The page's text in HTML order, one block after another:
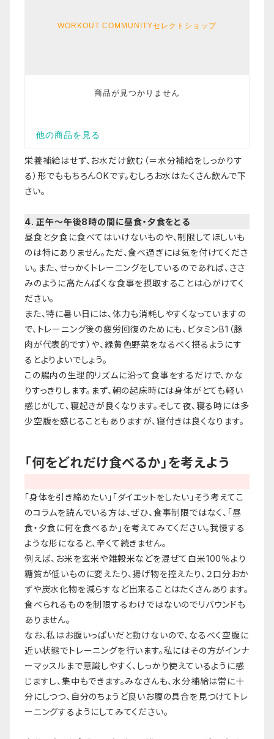
栄養補給はせず、お水だけ飲む（＝水分補給をしっかりす
る）形でももちろんOKです。むしろお水はたくさん飲んで下
さい。
4. 正午〜午後8時の間に昼食・夕食をとる
昼食と夕食に食べてはいけないものや、制限してほしいも
のは特にありません。ただ、食べ過ぎには気を付けてくださ
い。また、せっかくトレーニングをしているのであれば、ささ
みのように高たんぱくな食事を摂取することは心がけてく
ださい。
また、特に暑い日には、体力も消耗しやすくなっていますの
で、トレーニング後の疲労回復のためにも、ビタミンB1（豚
肉が代表的です）や、緑黄色野菜をなるべく摂るようにす
るとよりよいでしょう。
この腸内の生理的リズムに沿って食事をするだけで、かな
りすっきりします。まず、朝の起床時には身体がとても軽い
感じがして、寝起きが良くなります。そして夜、寝る時には多
少空腹を感じることもありますが、寝付きは良くなります。
「何をどれだけ食べるか」を考えよう
「身体を引き締めたい」「ダイエットをしたい」そう考えてこ
のコラムを読んでいる方は、ぜひ、食事制限ではなく、「昼
食・夕食に何を食べるか」を考えてみてください。我慢する
ような形になると、辛くて続きません。
例えば、お米を玄米や雑穀米などを混ぜて白米100％より
糖質が低いものに変えたり、揚げ物を控えたり、２口分おか
ずや炭水化物を減らすなど出来ることはたくさんあります。
食べられるものを制限するわけではないのでリバウンドも
ありません。
なお、私はお腹いっぱいだと動けないので、なるべく空腹に
近い状態でトレーニングを行います。私にはその方がインナ
ーマッスルまで意識しやすく、しっかり使えているように感
じますし、集中もできます。みなさんも、水分補給は常に十
分にしつつ、自分のちょうど良いお腹の具合を見つけてトレ
ーニングするようにしてみてください。